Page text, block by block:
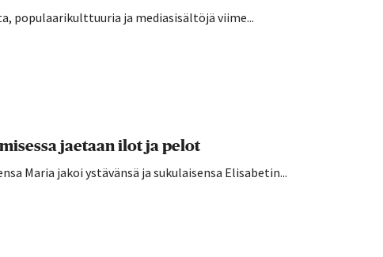
populaarikulttuuria ja mediasisältöjä viime...
jaetaan ilot ja pelot
Maria jakoi ystävänsä ja sukulaisensa Elisabetin...